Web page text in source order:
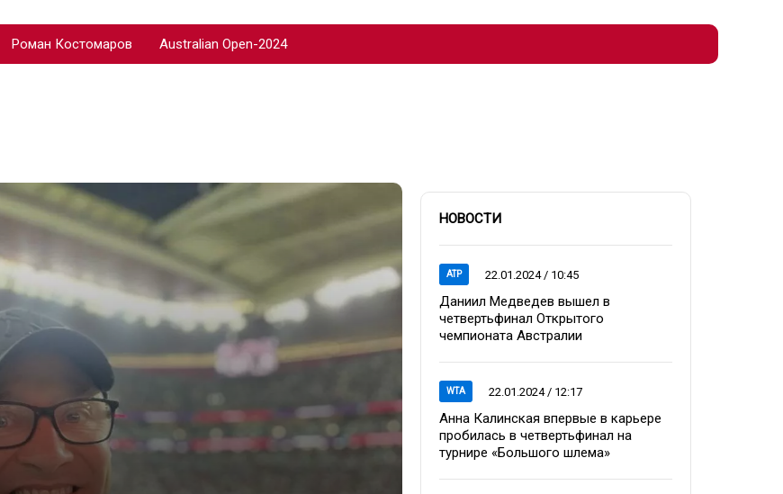
Роман Костомаров Australian Open-2024
НОВОСТИ
ATP 22.01.2024 / 10:45
Даниил Медведев вышел в
четвертьфинал Открытого
чемпионата Австралии
WTA 22.01.2024 / 12:17
Анна Калинская впервые в карьере
пробилась в четвертьфинал на
турнире «Большого шлема»